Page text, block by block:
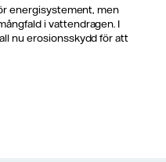
energisystement, men
i vattendragen. I
nu erosionsskydd för att